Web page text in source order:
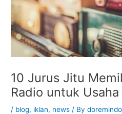
10 Jurus Jitu
Radio untuk Usaha
/ blog, iklan, news / Bydoremindo